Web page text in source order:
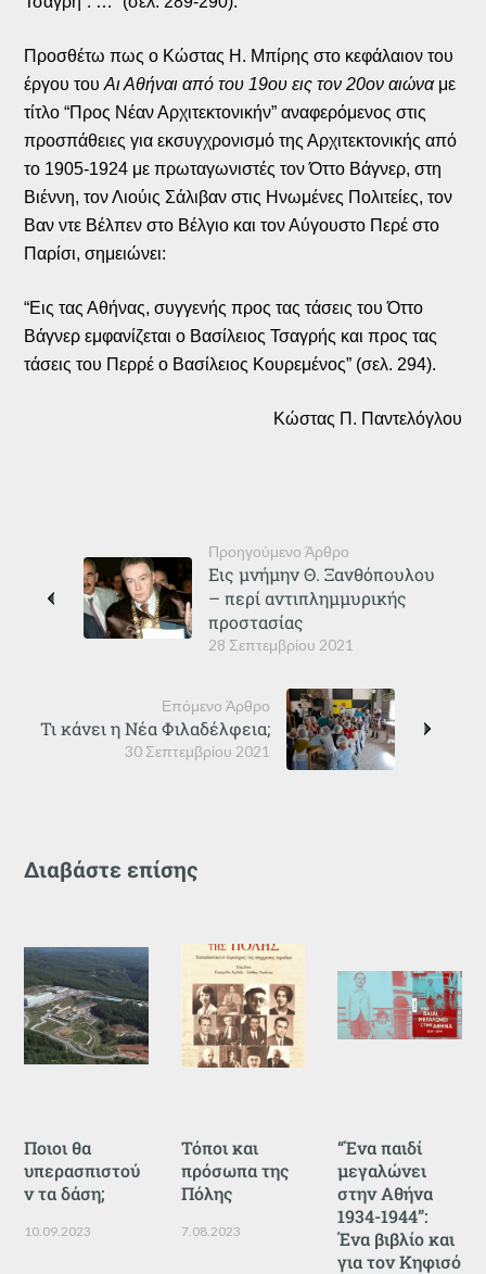
Προσθέτω πως ο Κώστας Η. Μπίρης στο κεφάλαιον του
έργου τουΑι Αθήναι από του 19ου εις τον 20ον αιώναμε
τίτλο “Προς Νέαν Αρχιτεκτονικήν” αναφερόμενος στις
προσπάθειες για εκσυγχρονισμό της Αρχιτεκτονικής από
το 1905-1924 με πρωταγωνιστές τον Όττο Βάγνερ, στη
Βιέννη, τον Λιούις Σάλιβαν στις Ηνωμένες Πολιτείες, τον
Βαν ντε Βέλπεν στο Βέλγιο και τον Αύγουστο Περέ στο
Παρίσι, σημειώνει:
“Εις τας Αθήνας, συγγενής προς τας τάσεις του Όττο
Βάγνερ εμφανίζεται ο Βασίλειος Τσαγρής και προς τας
τάσεις του Περρέ ο Βασίλειος Κουρεμένος” (σελ. 294).
Κώστας Π. Παντελόγλου
Προηγούμενο Άρθρο
28 Σεπτεμβρίου 2021
Εις μνήμην Θ. Ξανθόπουλου
– περί αντιπλημμυρικής
προστασίας
Επόμενο Άρθρο
30 Σεπτεμβρίου 2021
Τι κάνει η Νέα Φιλαδέλφεια;
Διαβάστε επίσης
Ποιοι θα
υπερασπιστού
ν τα δάση;
10.09.2023
Τόποι και
πρόσωπα της
Πόλης
7.08.2023
“Ένα παιδί
μεγαλώνει
στην Αθήνα
1934-1944”:
Ένα βιβλίο και
για τον Κηφισό